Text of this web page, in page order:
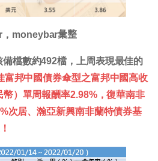
moneybar𢑥整
檔數約492檔，上周表現最佳的
富邦中國債券傘型之富邦中國高收
）單周報酬率2.98%，復華南非
次居、瀚亞新興南非蘭特債券基